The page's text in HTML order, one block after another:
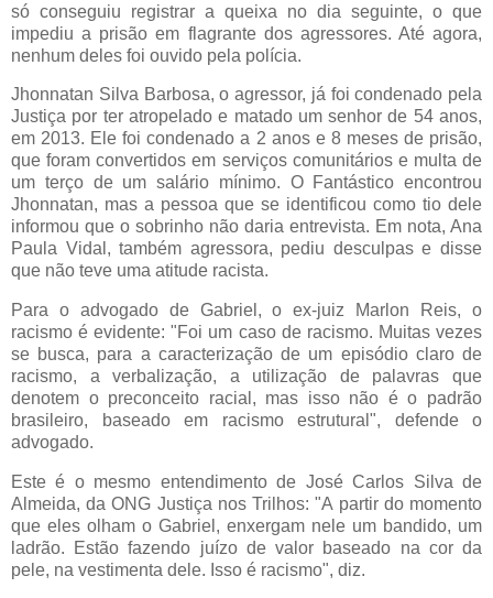
só conseguiu registrar a queixa no dia seguinte, o que
impediu a prisão em flagrante dos agressores. Até agora,
nenhum deles foi ouvido pela polícia.
Jhonnatan Silva Barbosa, o agressor, já foi condenado pela
Justiça por ter atropelado e matado um senhor de 54 anos,
em 2013. Ele foi condenado a 2 anos e 8 meses de prisão,
que foram convertidos em serviços comunitários e multa de
um terço de um salário mínimo. O Fantástico encontrou
Jhonnatan, mas a pessoa que se identificou como tio dele
informou que o sobrinho não daria entrevista. Em nota, Ana
Paula Vidal, também agressora, pediu desculpas e disse
que não teve uma atitude racista.
Para o advogado de Gabriel, o ex-juiz Marlon Reis, o
racismo é evidente: "Foi um caso de racismo. Muitas vezes
se busca, para a caracterização de um episódio claro de
racismo, a verbalização, a utilização de palavras que
denotem o preconceito racial, mas isso não é o padrão
brasileiro, baseado em racismo estrutural", defende o
advogado.
Este é o mesmo entendimento de José Carlos Silva de
Almeida, da ONG Justiça nos Trilhos: "A partir do momento
que eles olham o Gabriel, enxergam nele um bandido, um
ladrão. Estão fazendo juízo de valor baseado na cor da
pele, na vestimenta dele. Isso é racismo", diz.